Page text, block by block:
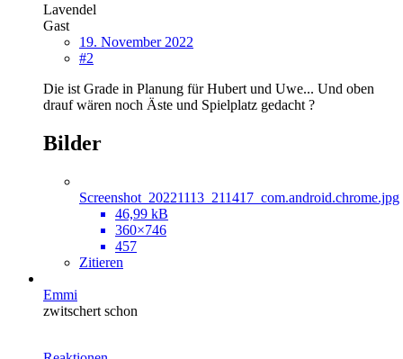
Lavendel
Gast
19. November 2022
#2
Die ist Grade in Planung für Hubert und Uwe... Und oben
drauf wären noch Äste und Spielplatz gedacht ?
Bilder
Screenshot_20221113_211417_com.android.chrome.jpg
46,99 kB
360×746
457
Zitieren
Emmi
zwitschert schon